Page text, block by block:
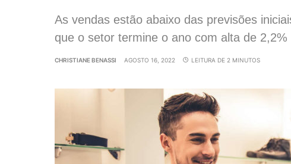
As vendas estão abaixo das previsões
que o setor termine o ano com alta de
CHRISTIANE BENASSI AGOSTO 16, 2022 LEITURA DE 2 MINUTOS